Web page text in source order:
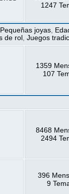
1247
Pequeñas joyas
de rol ,Juegos
1359
107
8468
2494
396
9